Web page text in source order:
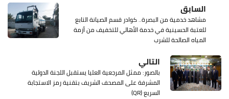
السابق
مشاهد خدمية من البصرة.. كوادر قسم الصيانة التابع
للعتبة الحسينية في خدمة الأهالي للتخفيف من أزمة
المياه الصالحة للشرب
التالي
بالصور: ممثل المرجعية العليا يستقبل اللجنة الدولية
المشرفة على المصحف الشريف بتقنية رمز الاستجابة
السريع (QR)